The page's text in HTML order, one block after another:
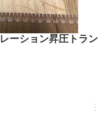
ション昇圧トラン